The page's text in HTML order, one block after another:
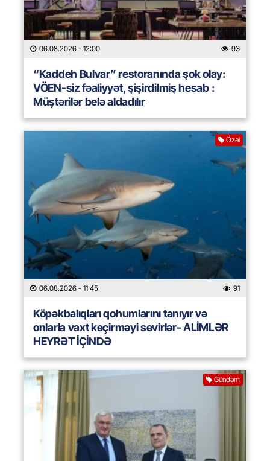
06.08.2026 - 12:00 93
“Kaddeh Bulvar” restoranında şok olay:
VÖEN-siz fəaliyyət, şişirdilmiş hesab :
Müştərilər belə aldadılır
Özəl
06.08.2026 - 11:45 91
Köpəkbalıqları qohumlarını tanıyır və
onlarla vaxt keçirməyi sevirlər- ALİMLƏR
HEYRƏT İÇİNDƏ
Gündəm